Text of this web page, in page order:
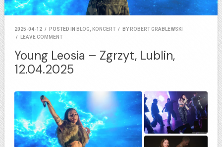
2025-04-12 / POSTED IN BLOG KONCERT / BY ROBERT GRABLEWSKI
/
LEAVE COMMENT
Young Leosia – Zgrzyt, Lublin,
12.04.2025